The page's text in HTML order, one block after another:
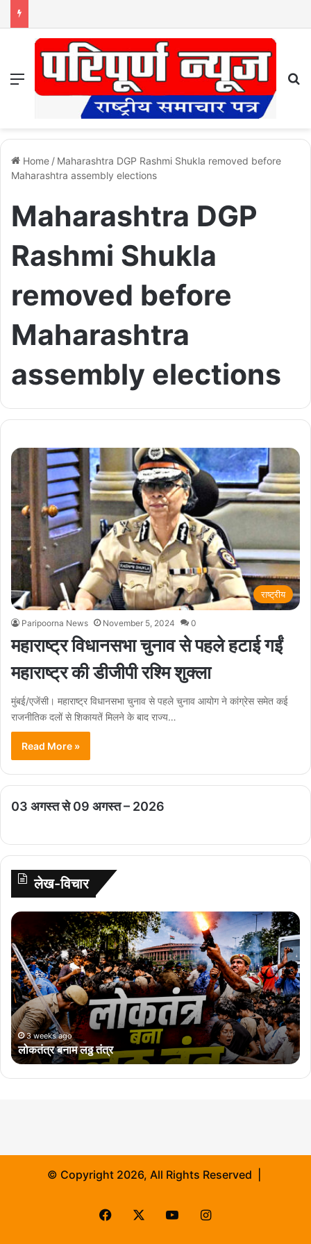
Menu
Home / Maharashtra DGP Rashmi Shukla removed before
Maharashtra assembly elections
Maharashtra DGP
Rashmi Shukla
removed before
Maharashtra
assembly elections
राष्ट्रीय
Paripoorna News November 5, 2024 0
महाराष्ट्र विधानसभा चुनाव से पहले हटाई गईं
महाराष्ट्र की डीजीपी रश्मि शुक्ला
मुंबई/एजेंसी। महाराष्ट्र विधानसभा चुनाव से पहले चुनाव आयोग ने कांग्रेस समेत कई
राजनीतिक दलों से शिकायतें मिलने के बाद राज्य…
Read More »
03 अगस्त से 09 अगस्त – 2026
लेख-विचार
लो
क
तं
त्र
ब
ना
म
ल
ठ्ठ
तं
त्र
3 weeks ago
लोकतंत्र बनाम लठ्ठ तंत्र
© Copyright 2026, All Rights Reserved |
Facebook YouTubeInstagram